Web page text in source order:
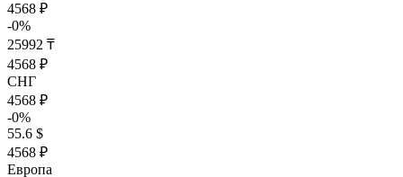
4568 ₽
-0%
25992 ₸
4568 ₽
СНГ
4568 ₽
-0%
55.6 $
4568 ₽
Европа